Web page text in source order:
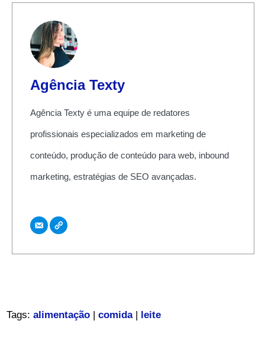
Agência Texty
Agência Texty é uma equipe de redatores
profissionais especializados em marketing de
conteúdo, produção de conteúdo para web, inbound
marketing, estratégias de SEO avançadas.
Tags: alimentação| comida| leite